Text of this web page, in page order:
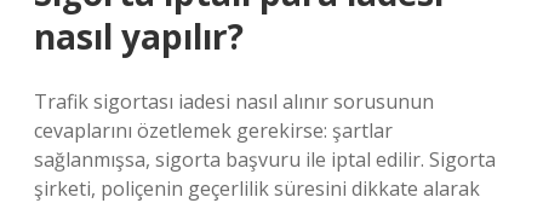
nasıl yapılır?
Trafik sigortası iadesi nasıl alınır sorusunun
cevaplarını özetlemek gerekirse: şartlar
sağlanmışsa, sigorta başvuru ile iptal edilir. Sigorta
şirketi, poliçenin geçerlilik süresini dikkate alarak